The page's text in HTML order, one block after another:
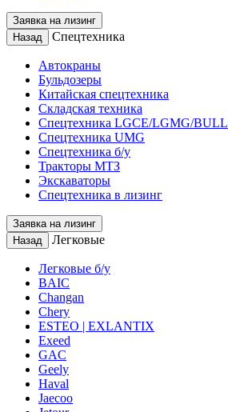
Заявка на лизинг
Назад
Спецтехника
Автокраны
Бульдозеры
Китайская спецтехника
Складская техника
Спецтехника LGCE/LGMG/BULL
Спецтехника UMG
Спецтехника б/у
Тракторы МТЗ
Экскаваторы
Спецтехника в лизинг
Заявка на лизинг
Назад
Легковые
Легковые б/у
BAIC
Changan
Chery
ESTEO | EXLANTIX
Exeed
GAC
Geely
Haval
Jaecoo